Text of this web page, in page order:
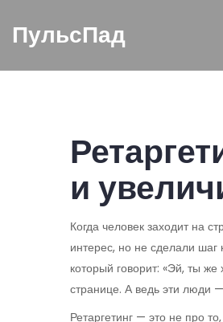
ПульсПад
и
Когда человек заходит на
интерес, но не сделали шаг
который говорит: «Эй, ты же
странице. А ведь эти люди
Ретаргетинг — это не про